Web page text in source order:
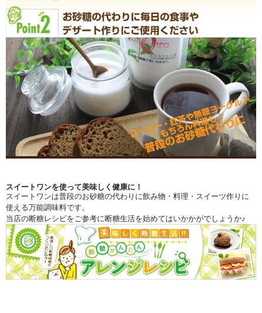
スイートワンを使って美味しく健康に！
スイートワンは普段のお砂糖の代わりに飲み物・料理・スイーツ作りに
使える万能調味料です。
当店の断糖レシピをご参考に断糖生活を始めてはいかかがでしょうか♪